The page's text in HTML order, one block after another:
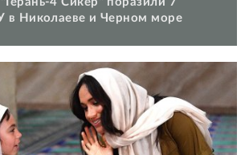
в Николаеве и Черном море